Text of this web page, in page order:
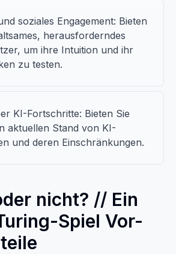
soziales Engagement: Bieten
herausforderndes
um ihre Intuition und ihr
zu testen.
KI-Fortschritte: Bieten Sie
aktuellen Stand von KI-
und deren Einschränkungen.
nicht? // Ein
Spiel Vor-